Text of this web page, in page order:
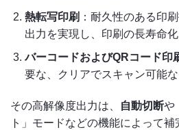
熱転写印刷 ：耐久性のある印
出力を実現し、印刷の長寿命化
バーコードおよびQRコード印
要な、クリアでスキャン可能な
その高解像度出力は、 自動切断や
ト」モードなどの機能によって